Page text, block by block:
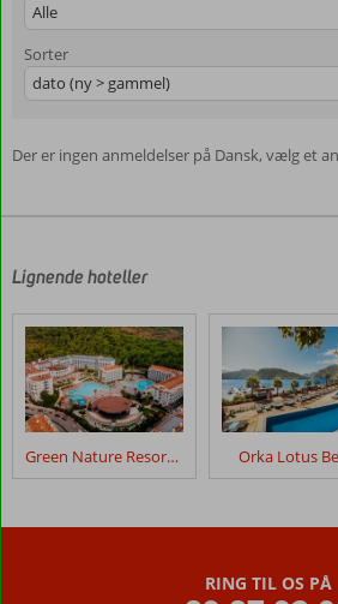
Alle
Sorter
dato (ny > gammel)
Der er ingen anmeldelser på Dansk, vælg et
Lignende hoteller
Green Nature Resort & Spa Orka Lotus
RING TIL OS PÅ